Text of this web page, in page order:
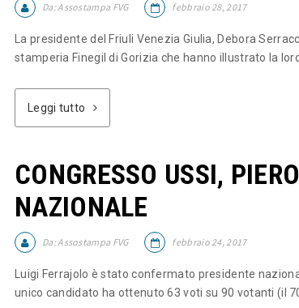
Da:Assostampa FVG febbraio 28, 2017
La presidente del Friuli Venezia Giulia, Debora
stamperia Finegil di Gorizia che hanno illustrato la
Leggi tutto
CONGRESSO USSI,
NAZIONALE
Da:Assostampa FVG febbraio 24, 2017
Luigi Ferrajolo è stato confermato presidente
unico candidato ha ottenuto 63 voti su 90 votanti (il